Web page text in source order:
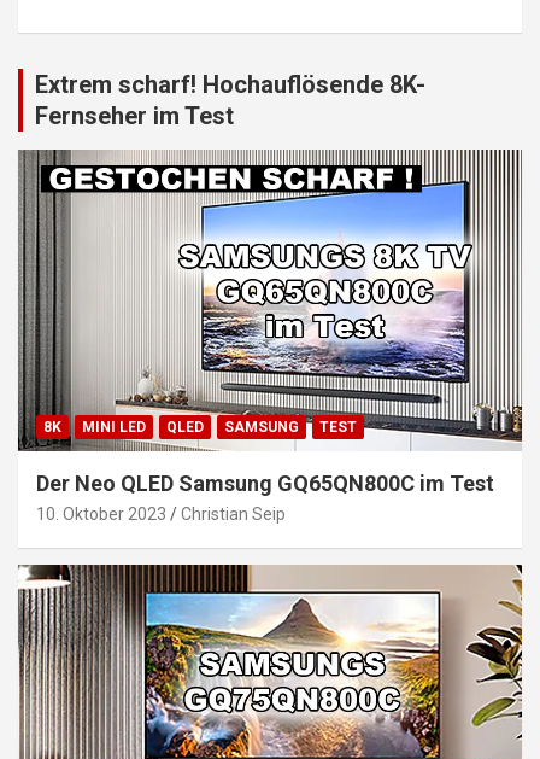
Extrem scharf! Hochauflösende 8K-
Fernseher im Test
8K MINI LED QLED SAMSUNG TEST
Der Neo QLED Samsung GQ65QN800C im Test
10. Oktober 2023 Christian Seip